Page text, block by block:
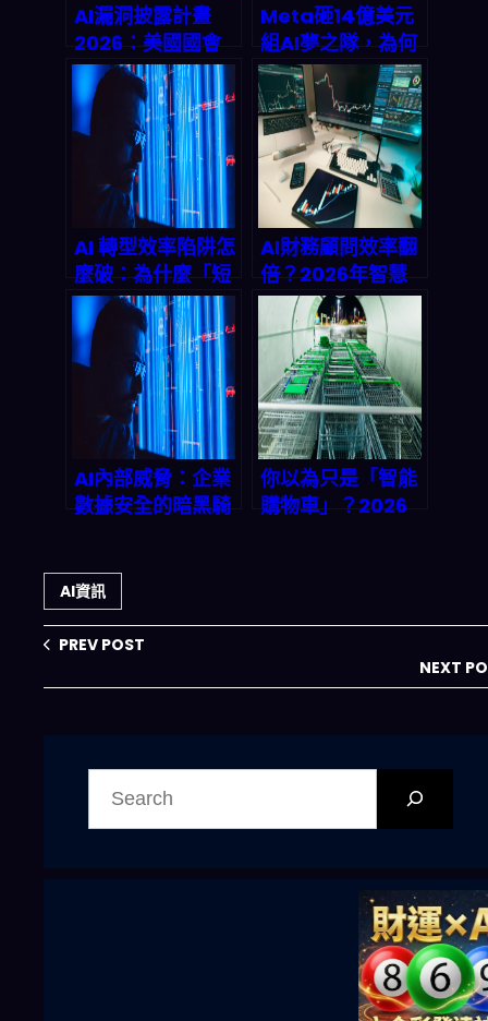
AI漏洞披露計畫
2026：美國國會
強推AI安全革命，
你的企業準備好了
沒？
Meta砸14億美元
組AI夢之隊，為何
就是不碰Google
Gemini？揭開
2026年AI市場兆
美元戰爭的底牌
AI 轉型效率陷阱怎
麼破：為什麼「短
期省事」不等於
「長期完成」？
AI財務顧問效率翻
倍？2026年智慧
代理流程如何重塑
財富管理產業鏈
AI內部威脅：企業
數據安全的暗黑騎
你以為只是「智能
購物車」？2026
AI資訊
PREV POST
NEXT